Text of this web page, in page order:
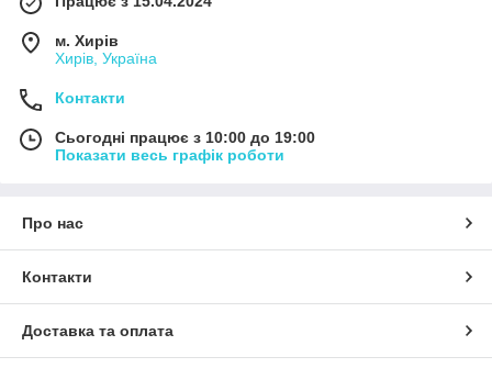
м. Хирів
Хирів, Україна
Контакти
Сьогодні працює з 10:00 до 19:00
Показати весь графік роботи
Про нас
Контакти
Доставка та оплата